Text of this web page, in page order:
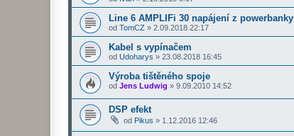
Line 6 AMPLIFi 30 napájení z powerbanky
od TomCZ » 2.09.2018 22:17
Kabel s vypínačem
od Udoharys » 23.08.2018 16:45
Výroba tištěného spoje
od Jens Ludwig » 9.09.2010 14:52
DSP efekt
od Pikus » 1.12.2016 12:46